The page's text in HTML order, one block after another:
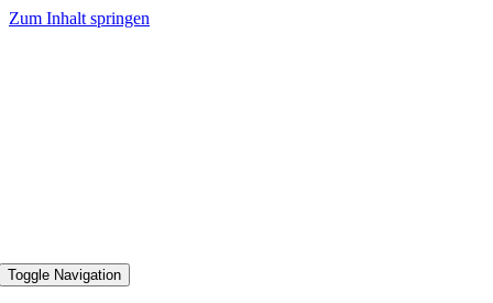
Zum Inhalt springen
Toggle Navigation